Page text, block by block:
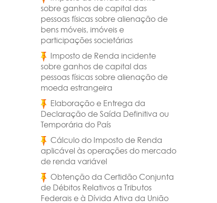
sobre ganhos de capital das
pessoas físicas sobre alienação de
bens móveis, imóveis e
participações societárias
Imposto de Renda incidente
sobre ganhos de capital das
pessoas físicas sobre alienação de
moeda estrangeira
Elaboração e Entrega da
Declaração de Saída Definitiva ou
Temporária do País
Cálculo do Imposto de Renda
aplicável às operações do mercado
de renda variável
Obtenção da Certidão Conjunta
de Débitos Relativos a Tributos
Federais e à Dívida Ativa da União